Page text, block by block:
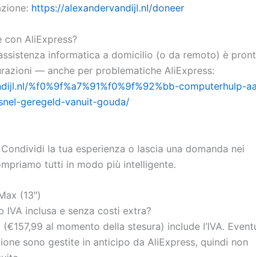
https://alexandervandijl.nl/doneer
AliExpress?
informatica a domicilio (o da remoto) è
— anche per problematiche AliExpress:
%f0%9f%a7%91%f0%9f%92%bb-computerhulp-
geregeld-vanuit-gouda/
la tua esperienza o lascia una domanda nei
tutti in modo più intelligente.
(13″)
IVA inclusa e senza costi extra?
al momento della stesura) include l’IVA.
sono gestite in anticipo da AliExpress, quindi non